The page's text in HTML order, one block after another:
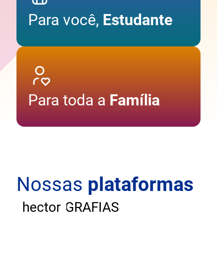
Para você, Estudante
Para toda a Família
Nossas plataformas
ANDAR
CARTOGRAFIAS
hector